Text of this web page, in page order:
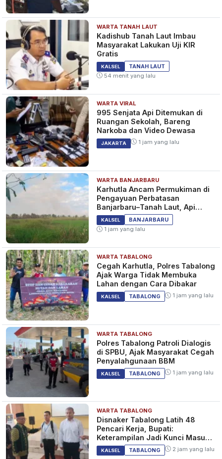
WARTA TANAH LAUT
Kadishub Tanah Laut Imbau
Masyarakat Lakukan Uji KIR
Gratis
KALSEL
TANAH LAUT
54 menit yang lalu
WARTA VIRAL
995 Senjata Api Ditemukan di
Ruangan Sekolah, Bareng
Narkoba dan Video Dewasa
JAKARTA 1 jam yang lalu
WARTA BANJARBARU
Karhutla Ancam Permukiman di
Pengayuan Perbatasan
Banjarbaru–Tanah Laut, Api
Padam Setelah 8 Jam
KALSEL
BANJARBARU
1 jam yang lalu
WARTA TABALONG
Cegah Karhutla, Polres Tabalong
Ajak Warga Tidak Membuka
Lahan dengan Cara Dibakar
KALSEL TABALONG 1 jam yang lalu
WARTA TABALONG
Polres Tabalong Patroli Dialogis
di SPBU, Ajak Masyarakat Cegah
Penyalahgunaan BBM
KALSEL TABALONG 1 jam yang lalu
WARTA TABALONG
Disnaker Tabalong Latih 48
Pencari Kerja, Bupati:
Keterampilan Jadi Kunci Masuk
Dunia Kerja
KALSEL TABALONG 2 jam yang lalu